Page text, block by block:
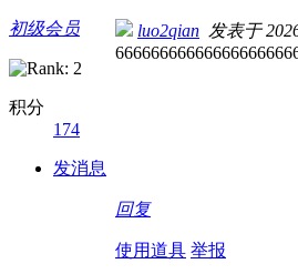
初级会员
积分
174
发消息
luo2qian 发表于
回复
使用道具 举报